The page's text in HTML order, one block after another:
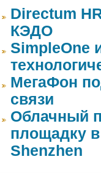
Directum
КЭДО
SimpleOne
МегаФон
связи
Облачный
площадку в
Shenzhen